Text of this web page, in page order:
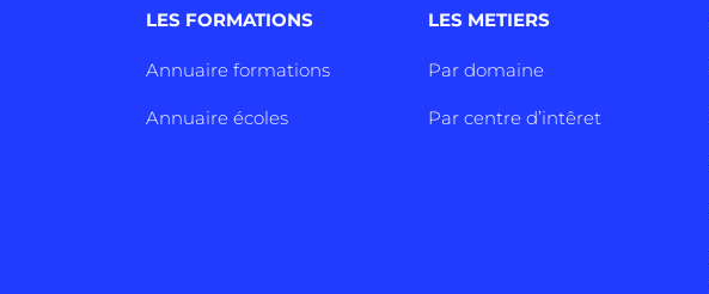
LES FORMATIONS
Annuaire formations
Annuaire écoles
LES METIERS
Par domaine
Par centre d’intêret